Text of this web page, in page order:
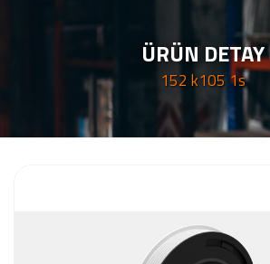
ÜRÜN DETAY
152 k105 1s